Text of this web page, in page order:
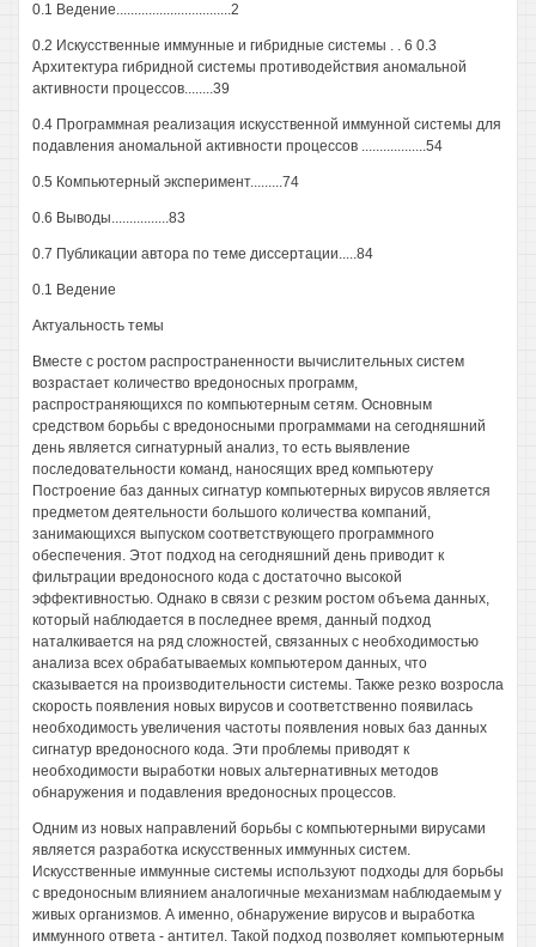
0.1 Ведение................................2
0.2 Искусственные иммунные и гибридные системы . . 6 0.3
Архитектура гибридной системы противодействия аномальной
активности процессов........39
0.4 Программная реализация искусственной иммунной системы для
подавления аномальной активности процессов ..................54
0.5 Компьютерный эксперимент.........74
0.6 Выводы................83
0.7 Публикации автора по теме диссертации.....84
0.1 Ведение
Актуальность темы
Вместе с ростом распространенности вычислительных систем
возрастает количество вредоносных программ,
распространяющихся по компьютерным сетям. Основным
средством борьбы с вредоносными программами на сегодняшний
день является сигнатурный анализ, то есть выявление
последовательности команд, наносящих вред компьютеру
Построение баз данных сигнатур компьютерных вирусов является
предметом деятельности большого количества компаний,
занимающихся выпуском соответствующего программного
обеспечения. Этот подход на сегодняшний день приводит к
фильтрации вредоносного кода с достаточно высокой
эффективностью. Однако в связи с резким ростом объема данных,
который наблюдается в последнее время, данный подход
наталкивается на ряд сложностей, связанных с необходимостью
анализа всех обрабатываемых компьютером данных, что
сказывается на производительности системы. Также резко возросла
скорость появления новых вирусов и соответственно появилась
необходимость увеличения частоты появления новых баз данных
сигнатур вредоносного кода. Эти проблемы приводят к
необходимости выработки новых альтернативных методов
обнаружения и подавления вредоносных процессов.
Одним из новых направлений борьбы с компьютерными вирусами
является разработка искусственных иммунных систем.
Искусственные иммунные системы используют подходы для борьбы
с вредоносным влиянием аналогичные механизмам наблюдаемым у
живых организмов. А именно, обнаружение вирусов и выработка
иммунного ответа - антител. Такой подход позволяет компьютерным